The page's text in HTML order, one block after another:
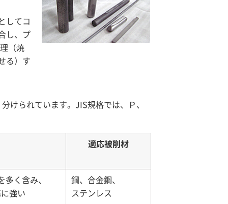
してコ
し、プ
（焼
る）す
けられています。JIS規格では、Ｐ、
適応被削材
多く含み、
強い
鋼、合金鋼、
ステンレス